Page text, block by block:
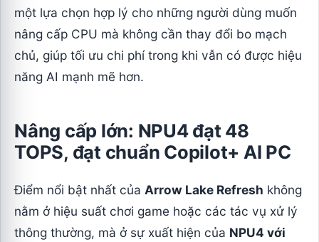
một lựa chọn hợp lý cho những người dùng muốn
nâng cấp CPU mà không cần thay đổi bo mạch
chủ, giúp tối ưu chi phí trong khi vẫn có được hiệu
năng AI mạnh mẽ hơn.
Nâng cấp lớn: NPU4 đạt 48
TOPS, đạt chuẩn Copilot+ AI PC
Điểm nổi bật nhất của Arrow Lake Refresh không
nằm ở hiệu suất chơi game hoặc các tác vụ xử lý
thông thường, mà ở sự xuất hiện của NPU4 với